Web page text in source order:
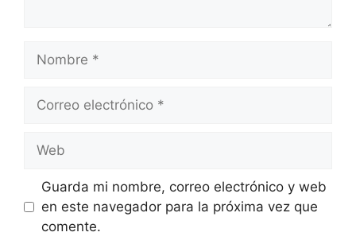
electrónico
Guarda mi nombre, correo electrónico y web
en este navegador para la próxima vez que
comente.